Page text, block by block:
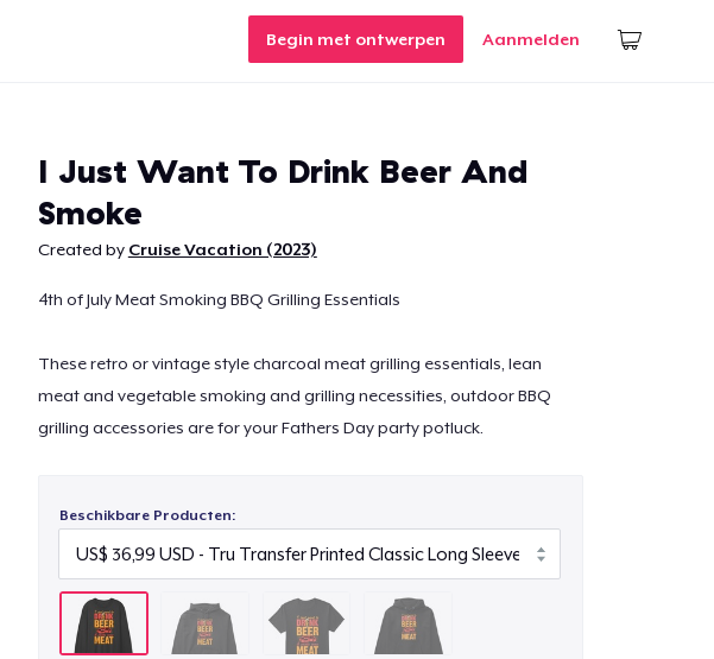
Begin met ontwerpen Aanmelden
I Just Want To Drink Beer And
Smoke
Created by Cruise Vacation (2023)
4th of July Meat Smoking BBQ Grilling Essentials
These retro or vintage style charcoal meat grilling essentials, lean
meat and vegetable smoking and grilling necessities, outdoor BBQ
grilling accessories are for your Fathers Day party potluck.
Beschikbare Producten: